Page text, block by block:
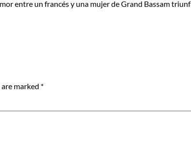
entre un francés y una mujer de Grand Bassam
marked *